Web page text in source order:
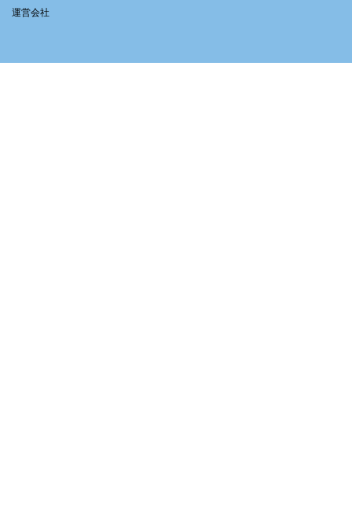
運営会社